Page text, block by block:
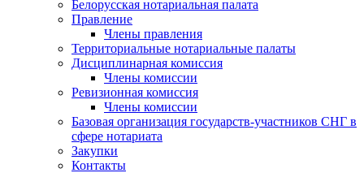
Белорусская нотариальная палата
Правление
Члены правления
Территориальные нотариальные палаты
Дисциплинарная комиссия
Члены комиссии
Ревизионная комиссия
Члены комиссии
Базовая организация государств-участников СНГ в
сфере нотариата
Закупки
Контакты